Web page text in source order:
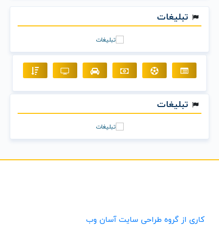
تبلیغات
تبلیغات
کاری از گروه طراحی سایت آسان وب